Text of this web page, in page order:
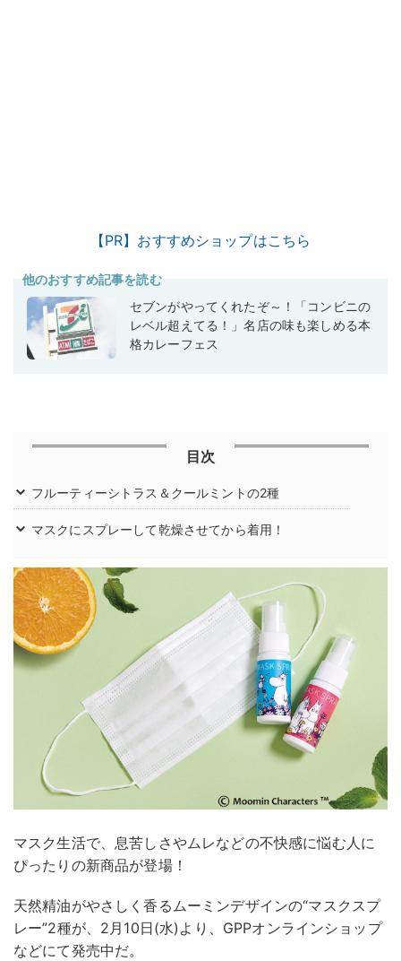
【PR】おすすめショップはこちら
他のおすすめ記事を読む
セブンがやってくれたぞ～！「コンビニの
レベル超えてる！」名店の味も楽しめる本
格カレーフェス
目次
フルーティーシトラス＆クールミントの2種
マスクにスプレーして乾燥させてから着用！
マスク生活で、息苦しさやムレなどの不快感に悩む人に
ぴったりの新商品が登場！
天然精油がやさしく香るムーミンデザインの“マスクスプ
レー”2種が、2月10日(水)より、GPPオンラインショップ
などにて発売中だ。